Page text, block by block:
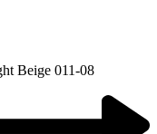
Beige 011-08